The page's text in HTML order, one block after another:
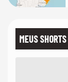
MEUS SHORTS